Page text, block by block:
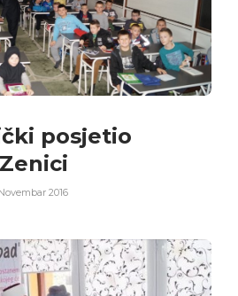
posjetio
2016